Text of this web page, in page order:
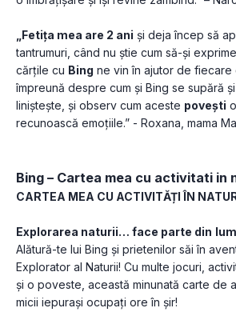
„Fetița mea are 2 ani și deja încep să
tantrumuri, când nu știe cum să-și
cărțile cu Bing ne vin în ajutor de fiecare
împreună despre cum și Bing se supără
liniștește, și observ cum aceste povești
recunoască emoțiile.” - Roxana, mama
Bing – Cartea mea cu activitati in
CARTEA MEA CU ACTIVITĂȚI ÎN
Explorarea naturii… face parte din
Alătură-te lui Bing și prietenilor săi în
Explorator al Naturii! Cu multe jocuri,
și o poveste, această minunată carte de
micii iepurași ocupați ore în șir!